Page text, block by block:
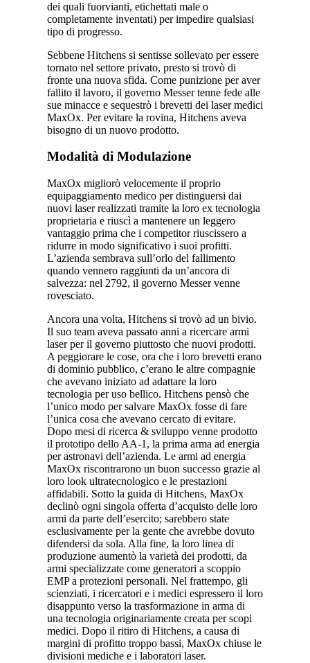
dei quali fuorvianti, etichettati male o
completamente inventati) per impedire qualsiasi
tipo di progresso.
Sebbene Hitchens si sentisse sollevato per essere
tornato nel settore privato, presto si trovò di
fronte una nuova sfida. Come punizione per aver
fallito il lavoro, il governo Messer tenne fede alle
sue minacce e sequestrò i brevetti dei laser medici
MaxOx. Per evitare la rovina, Hitchens aveva
bisogno di un nuovo prodotto.
Modalità di Modulazione
MaxOx migliorò velocemente il proprio
equipaggiamento medico per distinguersi dai
nuovi laser realizzati tramite la loro ex tecnologia
proprietaria e riuscì a mantenere un leggero
vantaggio prima che i competitor riuscissero a
ridurre in modo significativo i suoi profitti.
L’azienda sembrava sull’orlo del fallimento
quando vennero raggiunti da un’ancora di
salvezza: nel 2792, il governo Messer venne
rovesciato.
Ancora una volta, Hitchens si trovò ad un bivio.
Il suo team aveva passato anni a ricercare armi
laser per il governo piuttosto che nuovi prodotti.
A peggiorare le cose, ora che i loro brevetti erano
di dominio pubblico, c’erano le altre compagnie
che avevano iniziato ad adattare la loro
tecnologia per uso bellico. Hitchens pensò che
l’unico modo per salvare MaxOx fosse di fare
l’unica cosa che avevano cercato di evitare.
Dopo mesi di ricerca & sviluppo venne prodotto
il prototipo dello AA-1, la prima arma ad energia
per astronavi dell’azienda. Le armi ad energia
MaxOx riscontrarono un buon successo grazie al
loro look ultratecnologico e le prestazioni
affidabili. Sotto la guida di Hitchens, MaxOx
declinò ogni singola offerta d’acquisto delle loro
armi da parte dell’esercito; sarebbero state
esclusivamente per la gente che avrebbe dovuto
difendersi da sola. Alla fine, la loro linea di
produzione aumentò la varietà dei prodotti, da
armi specializzate come generatori a scoppio
EMP a protezioni personali. Nel frattempo, gli
scienziati, i ricercatori e i medici espressero il loro
disappunto verso la trasformazione in arma di
una tecnologia originariamente creata per scopi
medici. Dopo il ritiro di Hitchens, a causa di
margini di profitto troppo bassi, MaxOx chiuse le
divisioni mediche e i laboratori laser.